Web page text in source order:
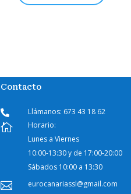
Contacto
 Llámanos: 673 43 18 62

Horario:
Lunes a Viernes
10:00-13:30 y de 17:00-20:00
Sábados 10:00 a 13:30
 eurocanariassl@gmail.com